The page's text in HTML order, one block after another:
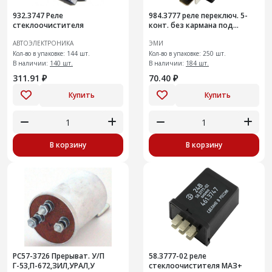
932.3747 Реле
стеклоочистителя
АВТОЭЛЕКТРОНИКА
Кол-во в упаковке: 144 шт.
В наличии: 140 шт.
311.91 ₽
Купить
В корзину
984.3777 реле переключ. 5-
конт. без кармана под
ЭМИ
Кол-во в упаковке: 250 шт.
В наличии: 184 шт.
70.40 ₽
Купить
В корзину
РС57-3726 Прерыват. У/П
Г-53,П-672,ЗИЛ,УРАЛ,У
58.3777-02 реле
стеклоочистителя МАЗ+